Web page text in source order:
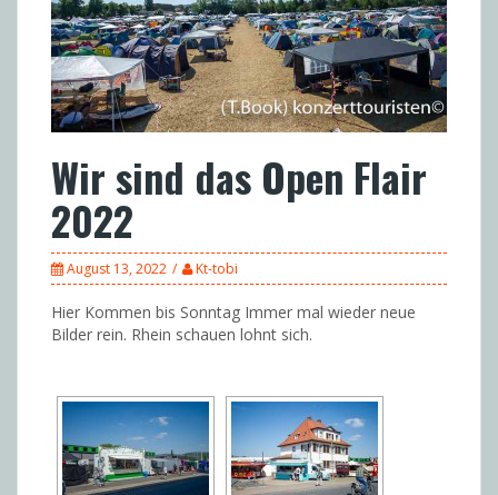
Wir sind das Open Flair
2022
August 13, 2022 Kt-tobi
Hier Kommen bis Sonntag Immer mal wieder neue
Bilder rein. Rhein schauen lohnt sich.